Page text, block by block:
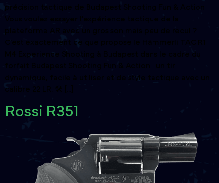
précision tactique de Budapest Shooting Fun & Action
plateforme AR avec un gros son mais peu de recul ?
C'est exactement ce que propose le Hämmerli TAC R1
M4 Experience Shooting à Budapest dans le cadre du
forfait Budapest Shooting Fun & Action : un tir
dynamique, facile à utiliser et de style tactique avec un
calibre 22 LR. 🛠️ [...]
Rossi R351